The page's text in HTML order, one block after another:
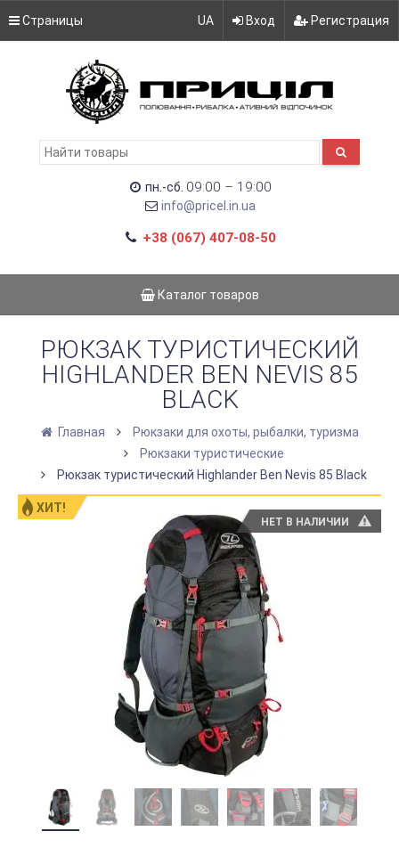
Страницы UA Вход Регистрация
пн.-сб. 09:00 – 19:00
info@pricel.in.ua
+38 (067) 407-08-50
Каталог товаров
РЮКЗАК ТУРИСТИЧЕСКИЙ
HIGHLANDER BEN NEVIS 85
BLACK
Главная
Рюкзаки для охоты, рыбалки, туризма
Рюкзаки туристические
Рюкзак туристический Highlander Ben Nevis 85 Black
ХИТ!
НЕТ В НАЛИЧИИ